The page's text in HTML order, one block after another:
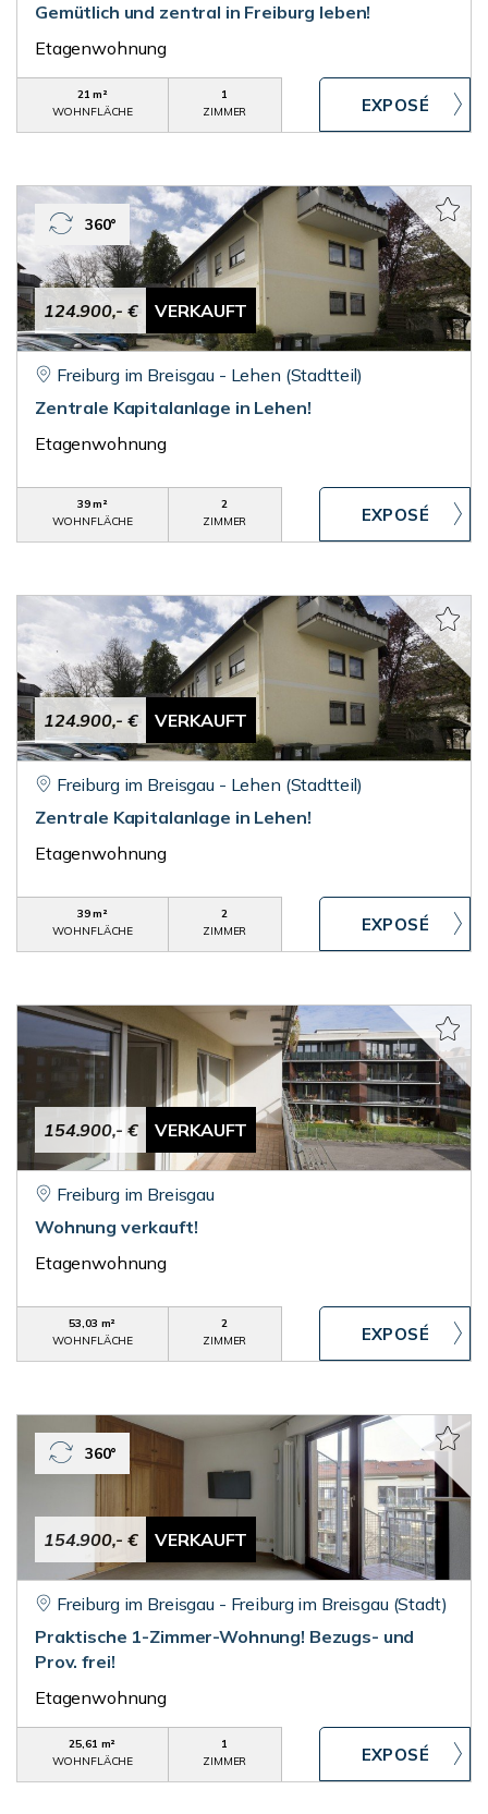
Gemütlich und zentral in Freiburg leben!
Etagenwohnung
21 m²
WOHNFLÄCHE
1
ZIMMER
124.900,- € VERKAUFT
360°
Freiburg im Breisgau - Lehen (Stadtteil)
Zentrale Kapitalanlage in Lehen!
Etagenwohnung
39 m²
WOHNFLÄCHE
2
ZIMMER
124.900,- € VERKAUFT
Freiburg im Breisgau - Lehen (Stadtteil)
Zentrale Kapitalanlage in Lehen!
Etagenwohnung
39 m²
WOHNFLÄCHE
2
ZIMMER
154.900,- € VERKAUFT
Freiburg im Breisgau
Wohnung verkauft!
Etagenwohnung
53,03 m²
WOHNFLÄCHE
2
ZIMMER
154.900,- € VERKAUFT
360°
Freiburg im Breisgau - Freiburg im Breisgau (Stadt)
Praktische 1-Zimmer-Wohnung! Bezugs- und
Prov. frei!
Etagenwohnung
25,61 m²
WOHNFLÄCHE
1
ZIMMER